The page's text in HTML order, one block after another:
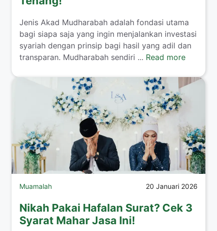
​Jenis Akad Mudharabah adalah fondasi utama
bagi siapa saja yang ingin menjalankan investasi
syariah dengan prinsip bagi hasil yang adil dan
transparan. Mudharabah sendiri ... Read more
Muamalah 20 Januari 2026
Nikah Pakai Hafalan Surat? Cek 3
Syarat Mahar Jasa Ini!